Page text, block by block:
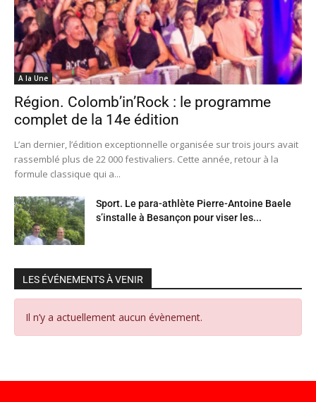
A la Une
Région. Colomb’in’Rock : le programme
complet de la 14e édition
L’an dernier, l’édition exceptionnelle organisée sur trois jours avait
rassemblé plus de 22 000 festivaliers. Cette année, retour à la
formule classique qui a...
Sport. Le para-athlète Pierre-Antoine Baele
s’installe à Besançon pour viser les...
LES ÉVÉNEMENTS À VENIR
Il n’y a actuellement aucun évènement.